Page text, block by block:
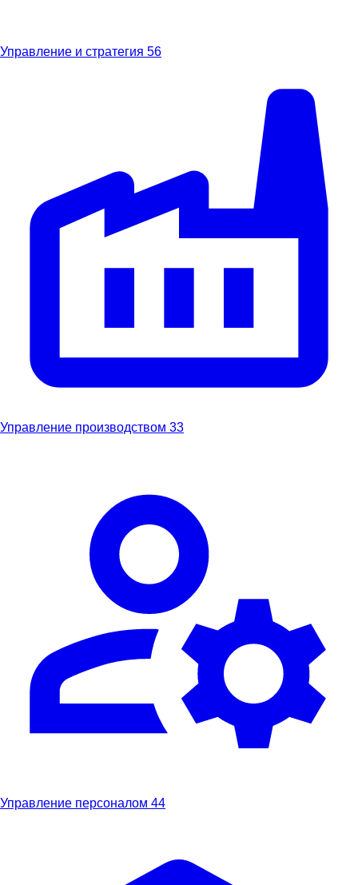
Управление и стратегия 56
Управление производством 33
Управление персоналом 44